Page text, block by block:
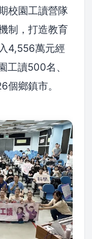
校園工讀營隊
制，打造教育
4,556萬元經
工讀500名、
個鄉鎮市。